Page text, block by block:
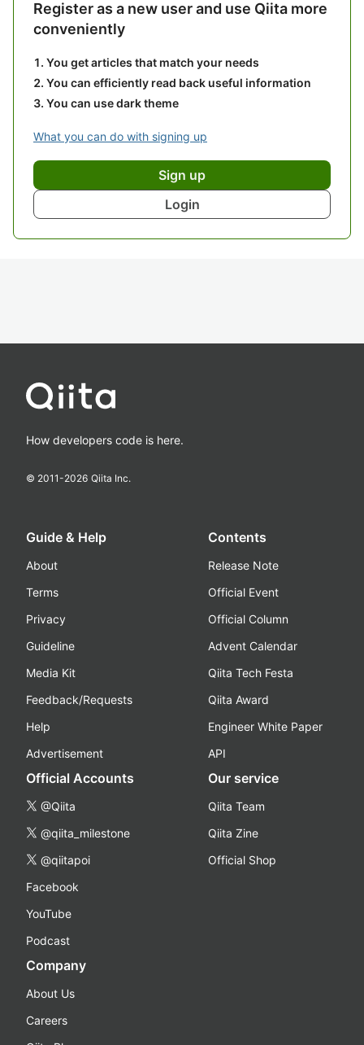
Register as a new user and use Qiita more
conveniently
You get articles that match your needs
You can efficiently read back useful information
You can use dark theme
What you can do with signing up
Sign up
Login
How developers code is here.
© 2011-2026 Qiita Inc.
Guide & Help
About
Terms
Privacy
Guideline
Media Kit
Feedback/Requests
Help
Advertisement
Contents
Release Note
Official Event
Official Column
Advent Calendar
Qiita Tech Festa
Qiita Award
Engineer White Paper
API
Official Accounts
@Qiita
@qiita_milestone
@qiitapoi
Facebook
YouTube
Podcast
Our service
Qiita Team
Qiita Zine
Official Shop
Company
About Us
Careers